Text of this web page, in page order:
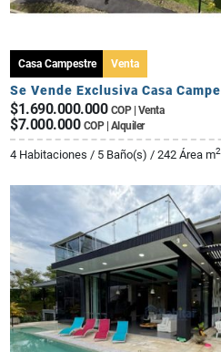
Casa Campestre Venta
$1.690.000.000 COP | Venta
$7.000.000 COP | Alquiler
4 Habitaciones / 5 Baño(s) / 242 Área m2